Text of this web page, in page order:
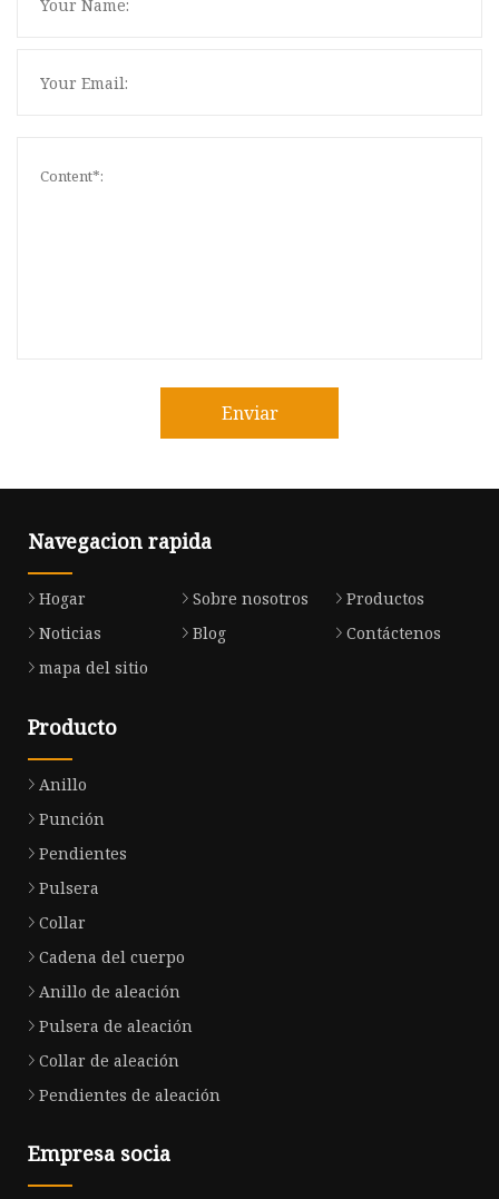
Enviar
Navegacion rapida
Hogar Sobre nosotros
Productos
Noticias
Blog
Contáctenos
mapa del sitio
Producto
Anillo
Punción
Pendientes
Pulsera
Collar
Cadena del cuerpo
Anillo de aleación
Pulsera de aleación
Collar de aleación
Pendientes de aleación
Empresa socia